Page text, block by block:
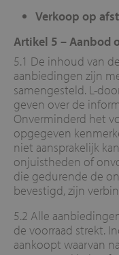
Verkoop op
Artikel 5 – Aanbod
5.1 De inhoud van
aanbiedingen zijn
samengesteld. L-
geven over de
Onverminderd het
opgegeven
niet aansprakelijk
onjuistheden of
die gedurende de
bevestigd, zijn
5.2 Alle
de voorraad strekt.
aankoopt waarvan